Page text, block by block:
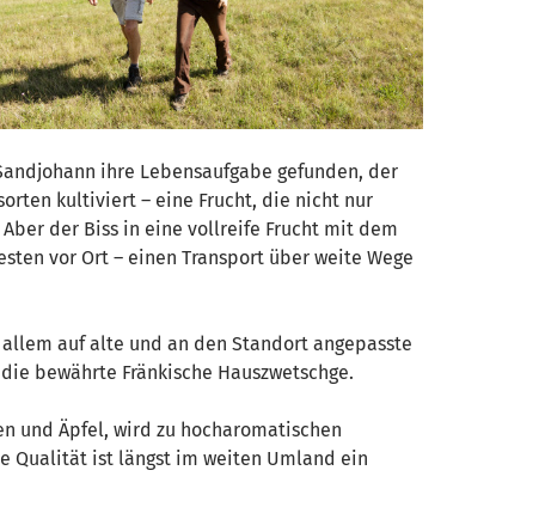
ihre Lebensaufgabe gefunden, der
kultiviert – eine Frucht, die nicht nur
der Biss in eine vollreife Frucht mit dem
vor Ort – einen Transport über weite Wege
auf alte und an den Standort angepasste
bewährte Fränkische Hauszwetschge.
und Äpfel, wird zu hocharomatischen
Qualität ist längst im weiten Umland ein